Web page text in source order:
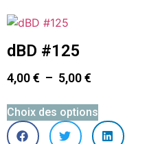
dBD #125
4,00€ – 5,00€
Choix des options